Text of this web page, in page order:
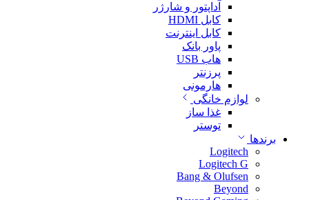
آداپتور و شارژر
کابل HDMI
کابل اینترنت
پاور بانک
هاب USB
پرزنتر
هارمونی
لوازم خانگی
غذا ساز
توستر
برندها
Logitech
Logitech G
Bang & Olufsen
Beyond